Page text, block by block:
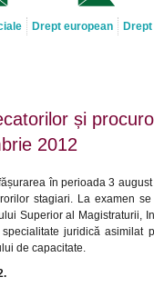
Drept european
și
2012
în perioada 3
stagiari. La examen
Superior al Magistraturii,
juridică asimilat
de capacitate.